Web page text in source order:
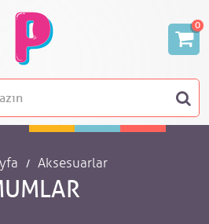
0
Aksesuarlar